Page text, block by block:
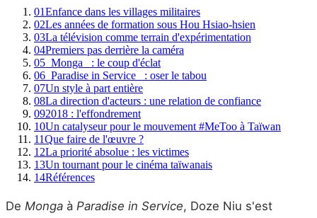
01Enfance dans les villages militaires
02Les années de formation sous Hou Hsiao-hsien
03La télévision comme terrain d'expérimentation
04Premiers pas derrière la caméra
05 _Monga_ : le coup d'éclat
06 _Paradise in Service_ : oser le tabou
07Un style à part entière
08La direction d'acteurs : une relation de confiance
092018 : l'effondrement
10Un catalyseur pour le mouvement #MeToo à Taïwan
11Que faire de l'œuvre ?
12La priorité absolue : les victimes
13Un tournant pour le cinéma taïwanais
14Références
De Monga à Paradise in Service, Doze Niu s'est